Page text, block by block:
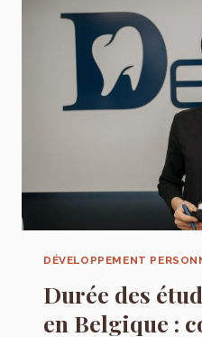
:
LE
HORS-
LIGNE
STIMULE
DÉVELOPPEMENT
Durée des
en Belgique :